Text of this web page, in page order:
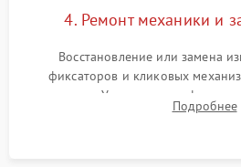
4. Ремонт механики и
Восстановление или замена
фиксаторов и кликовых
поправок. Устранение люфтов в
поврежденных линз, разбитой
Подробнее